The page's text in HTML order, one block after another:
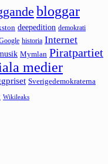
bloggar
deepedition demokrati
historia Internet
Mymlan Piratpartiet
medier
Sverigedemokraterna
Wikileaks